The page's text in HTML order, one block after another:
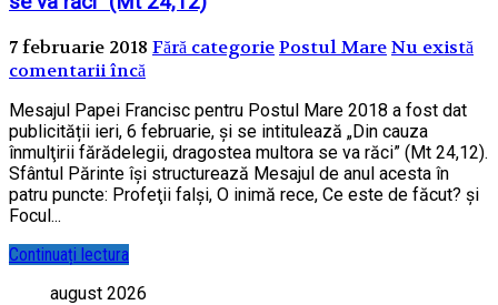
7 februarie 2018 Fără categoriePostul MareNu există
comentarii încă
Mesajul Papei Francisc pentru Postul Mare 2018 a fost dat
publicității ieri, 6 februarie, și se intitulează „Din cauza
înmulţirii fărădelegii, dragostea multora se va răci” (Mt 24,12).
Sfântul Părinte își structurează Mesajul de anul acesta în
patru puncte: Profeţii falşi, O inimă rece, Ce este de făcut? și
Focul...
Continuați lectura
august 2026